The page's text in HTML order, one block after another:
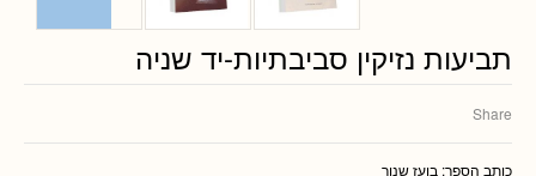
תביעות נזיקין סביבתיות-יד שניה
Share
כותב הספר: בועז שנור